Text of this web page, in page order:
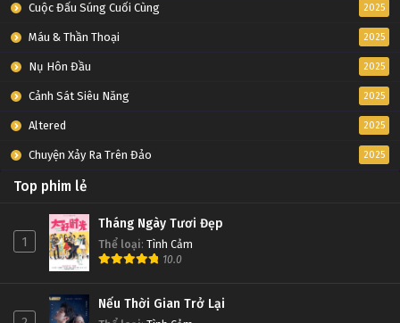
Cuộc Đấu Súng Cuối Cùng 2025
Máu & Thần Thoại 2025
Nụ Hôn Đầu 2025
Cảnh Sát Siêu Năng 2025
Altered 2025
Chuyện Xảy Ra Trên Đảo 2025
Top phim lẻ
1
Tháng Ngày Tươi Đẹp
Thể loại: Tình Cảm
10.0
Nếu Thời Gian Trở Lại